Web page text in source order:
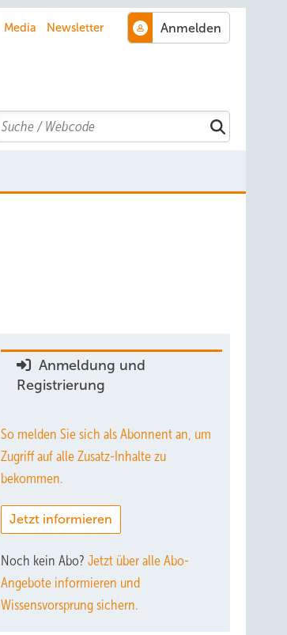
Media Newsletter
Search
Anmeldung und
Registrierung
So melden Sie sich als Abonnent an, um
Zugriff auf alle Zusatz-Inhalte zu
bekommen.
Jetzt informieren
Noch kein Abo? Jetzt über alle Abo-
Angebote informieren und
Wissensvorsprung sichern.